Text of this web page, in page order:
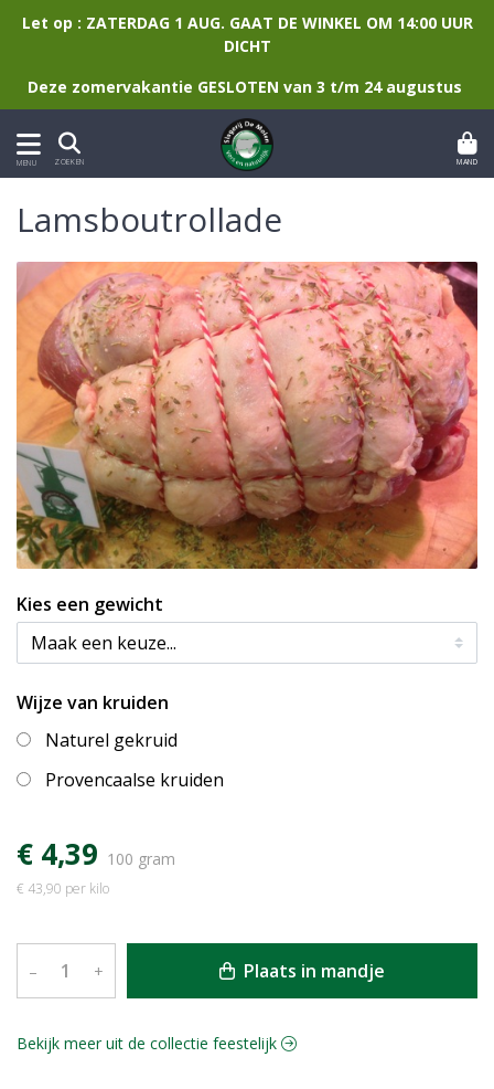
Let op : ZATERDAG 1 AUG. GAAT DE WINKEL OM 14:00 UUR
DICHT
Deze zomervakantie GESLOTEN van 3 t/m 24 augustus
MENU ZOEKEN MAND
Lamsboutrollade
Kies een gewicht
Wijze van kruiden
Naturel gekruid
Provencaalse kruiden
€ 4,39 100 gram
€ 43,90 per kilo
– + Plaats in mandje
Bekijk meer uit de collectie feestelijk